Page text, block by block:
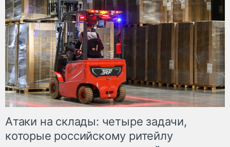
Атаки на склады: четыре задачи,
которые российскому ритейлу